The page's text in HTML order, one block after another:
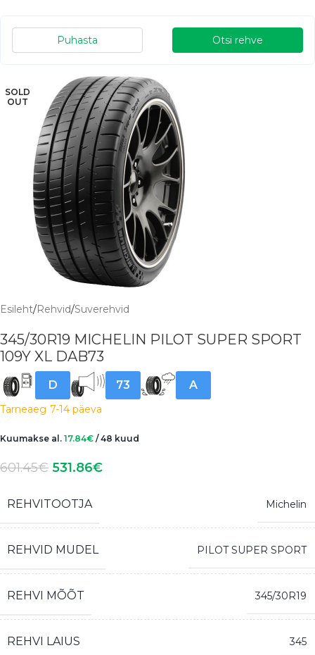
Otsi rehve
Puhasta
SOLD
OUT
Esileht/Rehvid/Suverehvid
345/30R19 MICHELIN PILOT SUPER SPORT
109Y XL DAB73
D 73 A
Tarneaeg 7-14 päeva
Kuumakse al. 17.84€ / 48 kuud
601.45€ 531.86€
REHVITOOTJA Michelin
REHVID MUDEL PILOT SUPER SPORT
REHVI MÕÕT 345/30R19
REHVI LAIUS 345